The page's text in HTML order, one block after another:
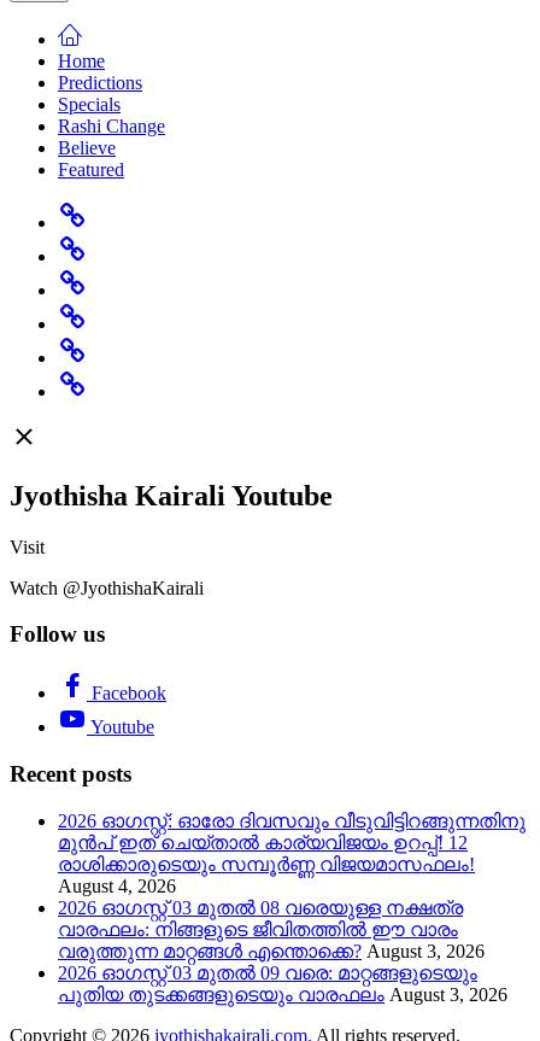
Home
Predictions
Specials
Rashi Change
Believe
Featured
Home
Predictions
Specials
Rashi
Change
Believe
Featured
Jyothisha Kairali Youtube
Visit
Watch @JyothishaKairali
Follow us
Facebook
Youtube
Recent posts
2026 ഓഗസ്റ്റ്: ഓരോ ദിവസവും വീടുവിട്ടിറങ്ങുന്നതിനു
മുൻപ് ഇത് ചെയ്താൽ കാര്യവിജയം ഉറപ്പ്! 12
രാശിക്കാരുടെയും സമ്പൂർണ്ണ വിജയമാസഫലം!
August 4, 2026
2026 ഓഗസ്റ്റ് 03 മുതൽ 08 വരെയുള്ള നക്ഷത്ര
വാരഫലം: നിങ്ങളുടെ ജീവിതത്തിൽ ഈ വാരം
വരുത്തുന്ന മാറ്റങ്ങൾ എന്തൊക്കെ? August 3, 2026
2026 ഓഗസ്റ്റ് 03 മുതൽ 09 വരെ: മാറ്റങ്ങളുടെയും
പുതിയ തുടക്കങ്ങളുടെയും വാരഫലം August 3, 2026
Copyright © 2026 jyothishakairali.com. All rights reserved.